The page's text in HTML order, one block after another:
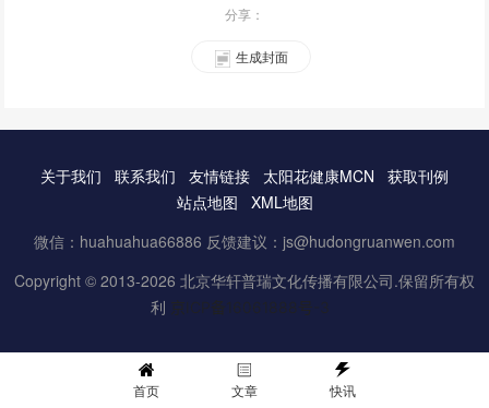
分享：
生成封面
关于我们 联系我们 友情链接 太阳花健康MCN
获取刊例
站点地图
XML地图
微信：huahuahua66886 反馈建议：js@hudongruanwen.com
Copyright © 2013-2026 北京华轩普瑞文化传播有限公司.保留所有权
利 京ICP备16061888号-3
首页 文章 快讯